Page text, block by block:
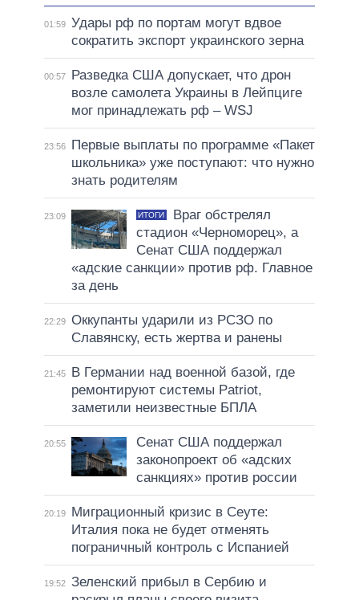
01:59 Удары рф по портам могут вдвое
сократить экспорт украинского зерна
00:57
Разведка США допускает, что дрон
возле самолета Украины в Лейпциге
мог принадлежать рф – WSJ
23:56
Первые выплаты по программе «Пакет
школьника» уже поступают: что нужно
знать родителям
23:09 ИТОГИ
Враг обстрелял
стадион «Черноморец», а
Сенат США поддержал
«адские санкции» против рф. Главное
за день
22:29 Оккупанты ударили из РСЗО по
Славянску, есть жертва и ранены
21:45
В Германии над военной базой, где
ремонтируют системы Patriot,
заметили неизвестные БПЛА
20:55
Сенат США поддержал
законопроект об «адских
санкциях» против россии
20:19
Миграционный кризис в Сеуте:
Италия пока не будет отменять
пограничный контроль с Испанией
19:52 Зеленский прибыл в Сербию и